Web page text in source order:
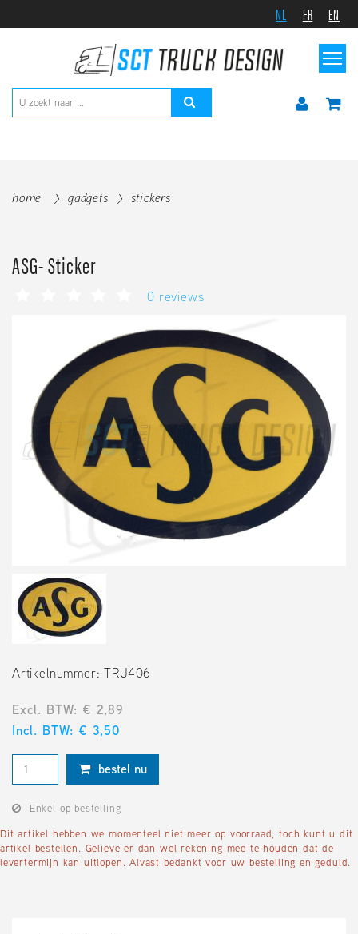
NL FR EN
home gadgets stickers
ASG- Sticker
0 reviews
Artikelnummer: TRJ406
Excl. BTW: € 2,89
Incl. BTW: € 3,50
bestel nu
Enkel op bestelling
Dit artikel hebben we momenteel niet meer op voorraad, toch kunt u dit
artikel bestellen. Gelieve er dan wel rekening mee te houden dat de
levertermijn kan uitlopen. Alvast bedankt voor uw bestelling en geduld.